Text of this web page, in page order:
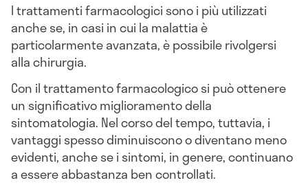
I trattamenti farmacologici sono i più utilizzati
anche se, in casi in cui la malattia è
particolarmente avanzata, è possibile rivolgersi
alla chirurgia.
Con il trattamento farmacologico si può ottenere
un significativo miglioramento della
sintomatologia. Nel corso del tempo, tuttavia, i
vantaggi spesso diminuiscono o diventano meno
evidenti, anche se i sintomi, in genere, continuano
a essere abbastanza ben controllati.